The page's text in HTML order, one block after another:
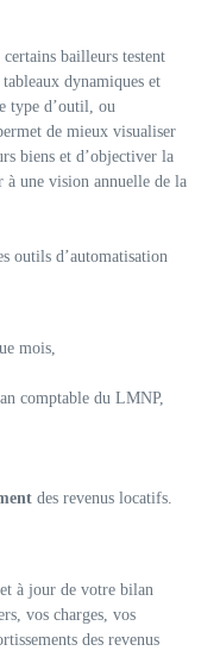
bailleurs testent
dynamiques et
type d’outil, ou
permet de mieux visualiser
biens et d’objectiver la
à une vision annuelle de la
outils d’automatisation
mois,
comptable du LMNP,
des revenus locatifs.
à jour de votre bilan
vos charges, vos
des revenus